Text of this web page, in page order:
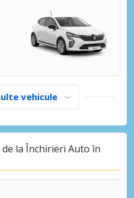
vehicule
la Închirieri Auto în